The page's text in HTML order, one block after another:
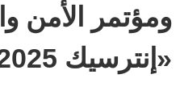
ومؤتمر الأمن
«إنترسيك 2025»